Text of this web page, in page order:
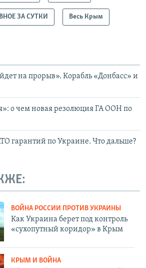
ЗА СУТКИ Весь Крым
на прорыв». Корабль «Донбасс» и
о чем новая резолюция ГА ООН по
гарантий по Украине. Что дальше?
ВОЙНА РОССИИ ПРОТИВ УКРАИНЫ
Как Украина берет под контроль
«сухопутный коридор» в Крым
КРЫМ И ВОЙНА